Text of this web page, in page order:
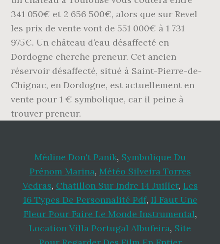
Médine Don't Panik, Symbolique Du
Prénom Marina, Météo Silveira Torres
Vedras, Chatillon Sur Indre 14 Juillet, Les
16 Types De Personnalité Pdf, Il Faut Une
Fleur Pour Faire Le Monde Instrumental,
Location Villa Portugal Albufeira, Site